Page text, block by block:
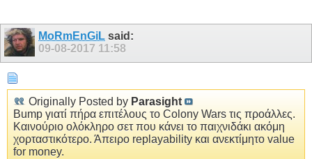
MoRmEnGiL said:
09-08-2017 11:58
Originally Posted by Parasight
Bump γιατί πήρα επιτέλους το Colony Wars τις προάλλες.
Καινούριο ολόκληρο σετ που κάνει το παιχνιδάκι ακόμη
χορταστικότερο. Άπειρο replayability και ανεκτίμητο value
for money.